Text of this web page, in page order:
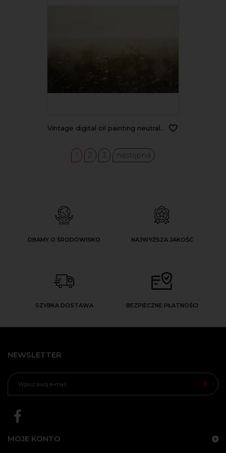
Vintage digital oil painting neutral landscape flowers for wall decor, art print, fine art, wallpaper, beautiful background design. Generative AI.
1 2 3 następna
DBAMY O ŚRODOWISKO NAJWYŻSZA JAKOŚĆ
SZYBKA DOSTAWA BEZPIECZNE PŁATNOŚCI
NEWSLETTER
MOJE KONTO